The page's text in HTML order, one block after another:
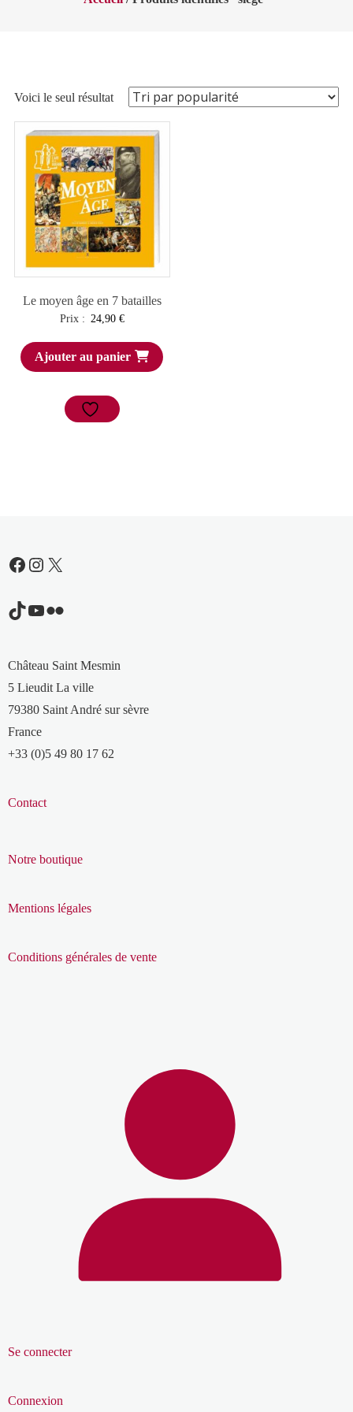
Voici le seul résultat
Le moyen âge en 7 batailles
Prix : 24,90 €
Ajouter au panier
Facebook
Instagram
X
TikTok
YouTube
Flickr
Château Saint Mesmin
5 Lieudit La ville
79380 Saint André sur sèvre
France
+33 (0)5 49 80 17 62
Contact
Notre boutique
Mentions légales
Conditions générales de vente
Se connecter
Connexion